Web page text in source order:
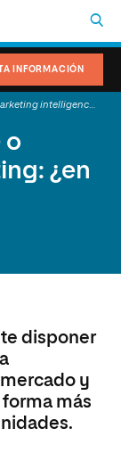
INFORMACIÓN
o
¿en
disponer
y
más